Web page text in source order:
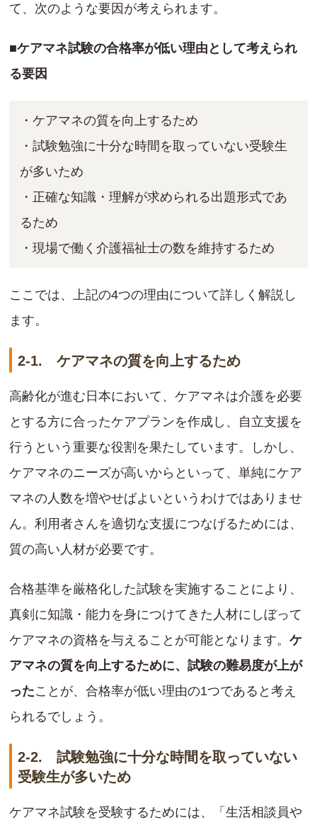
て、次のような要因が考えられます。
■ケアマネ試験の合格率が低い理由として考えられ
る要因
・ケアマネの質を向上するため
・試験勉強に十分な時間を取っていない受験生
が多いため
・正確な知識・理解が求められる出題形式であ
るため
・現場で働く介護福祉士の数を維持するため
ここでは、上記の4つの理由について詳しく解説し
ます。
2-1. ケアマネの質を向上するため
高齢化が進む日本において、ケアマネは介護を必要
とする方に合ったケアプランを作成し、自立支援を
行うという重要な役割を果たしています。しかし、
ケアマネのニーズが高いからといって、単純にケア
マネの人数を増やせばよいというわけではありませ
ん。利用者さんを適切な支援につなげるためには、
質の高い人材が必要です。
合格基準を厳格化した試験を実施することにより、
真剣に知識・能力を身につけてきた人材にしぼって
ケアマネの資格を与えることが可能となります。 ケ
アマネの質を向上するために、試験の難易度が上が
ったことが、合格率が低い理由の1つであると考え
られるでしょう。
2-2. 試験勉強に十分な時間を取っていない
受験生が多いため
ケアマネ試験を受験するためには、「生活相談員や